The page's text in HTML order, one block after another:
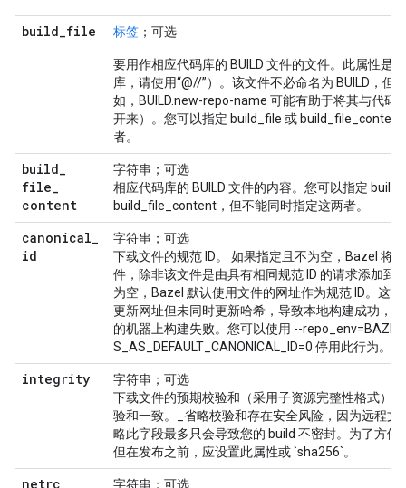
build_file 标签 ；可选
要用作相应代码库的 BUILD 文件的文件。此属性是
库，请使用“@//”）。该文件不必命名为 BUILD，但
如，BUILD.new-repo-name 可能有助于将其与代码
开来）。您可以指定 build_file 或
者。
build_
file_
content
字符串；可选
相应代码库的 BUILD 文件的内容。您可以指定
build_file_content，但不能同时指定这两者。
canonical_
id
字符串；可选
下载文件的规范 ID。 如果指定且不为空，Bazel 将
件，除非该文件是由具有相同规范 ID 的请求添加到
为空，Bazel 默认使用文件的网址作为规范 ID。这
更新网址但未同时更新哈希，导致本地构建成功，
的机器上构建失败。您可以使用 --
S_AS_DEFAULT_CANONICAL_ID=0 停用此行为。
integrity
字符串；可选
下载文件的预期校验和（采用子资源完整性格式）
验和一致。_省略校验和存在安全风险，因为远程文
略此字段最多只会导致您的 build 不密封。为了方便
但在发布之前，应设置此属性或 `sha256`。
netrc
字符串；可选